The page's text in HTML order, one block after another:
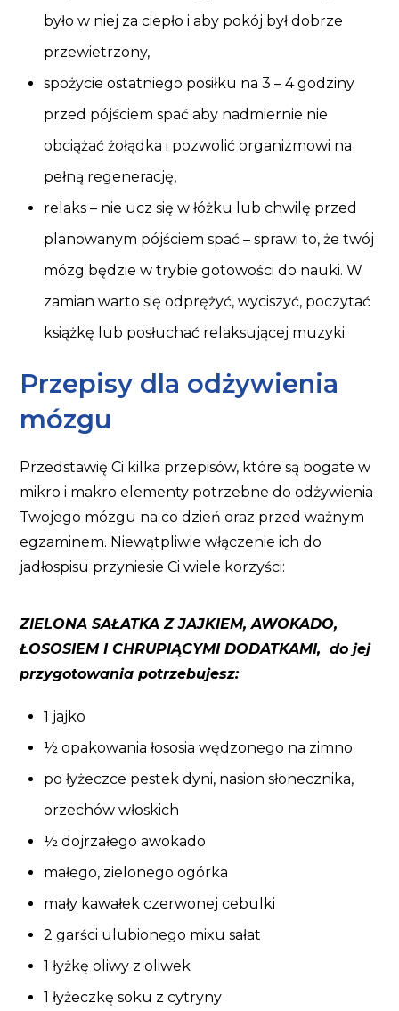
było w niej za ciepło i aby pokój był dobrze
przewietrzony,
spożycie ostatniego posiłku na 3 – 4 godziny
przed pójściem spać aby nadmiernie nie
obciążać żołądka i pozwolić organizmowi na
pełną regenerację,
relaks – nie ucz się w łóżku lub chwilę przed
planowanym pójściem spać – sprawi to, że twój
mózg będzie w trybie gotowości do nauki. W
zamian warto się odprężyć, wyciszyć, poczytać
książkę lub posłuchać relaksującej muzyki.
Przepisy dla odżywienia
mózgu
Przedstawię Ci kilka przepisów, które są bogate w
mikro i makro elementy potrzebne do odżywienia
Twojego mózgu na co dzień oraz przed ważnym
egzaminem. Niewątpliwie włączenie ich do
jadłospisu przyniesie Ci wiele korzyści:
ZIELONA SAŁATKA Z JAJKIEM, AWOKADO,
ŁOSOSIEM I CHRUPIĄCYMI DODATKAMI, do jej
przygotowania potrzebujesz:
1 jajko
½ opakowania łososia wędzonego na zimno
po łyżeczce pestek dyni, nasion słonecznika,
orzechów włoskich
½ dojrzałego awokado
małego, zielonego ogórka
mały kawałek czerwonej cebulki
2 garści ulubionego mixu sałat
1 łyżkę oliwy z oliwek
1 łyżeczkę soku z cytryny